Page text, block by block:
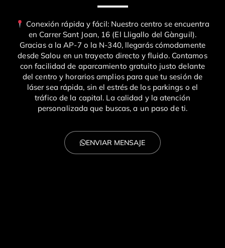
Conexión rápida y fácil: Nuestro centro se encuentra
en Carrer Sant Joan, 16 (El Lligallo del Gànguil).
Gracias a la AP-7 o la N-340, llegarás cómodamente
desde Salou en un trayecto directo y fluido. Contamos
con facilidad de aparcamiento gratuito justo delante
del centro y horarios amplios para que tu sesión de
láser sea rápida, sin el estrés de los parkings o el
tráfico de la capital. La calidad y la atención
personalizada que buscas, a un paso de ti.
ENVIAR MENSAJE